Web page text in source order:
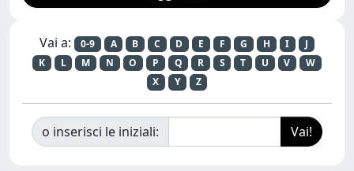
Vai a: 0-9 A B C D E F G H I
J
K
L M N O P Q R S T U V
W
X
Y Z
o inserisci le iniziali: